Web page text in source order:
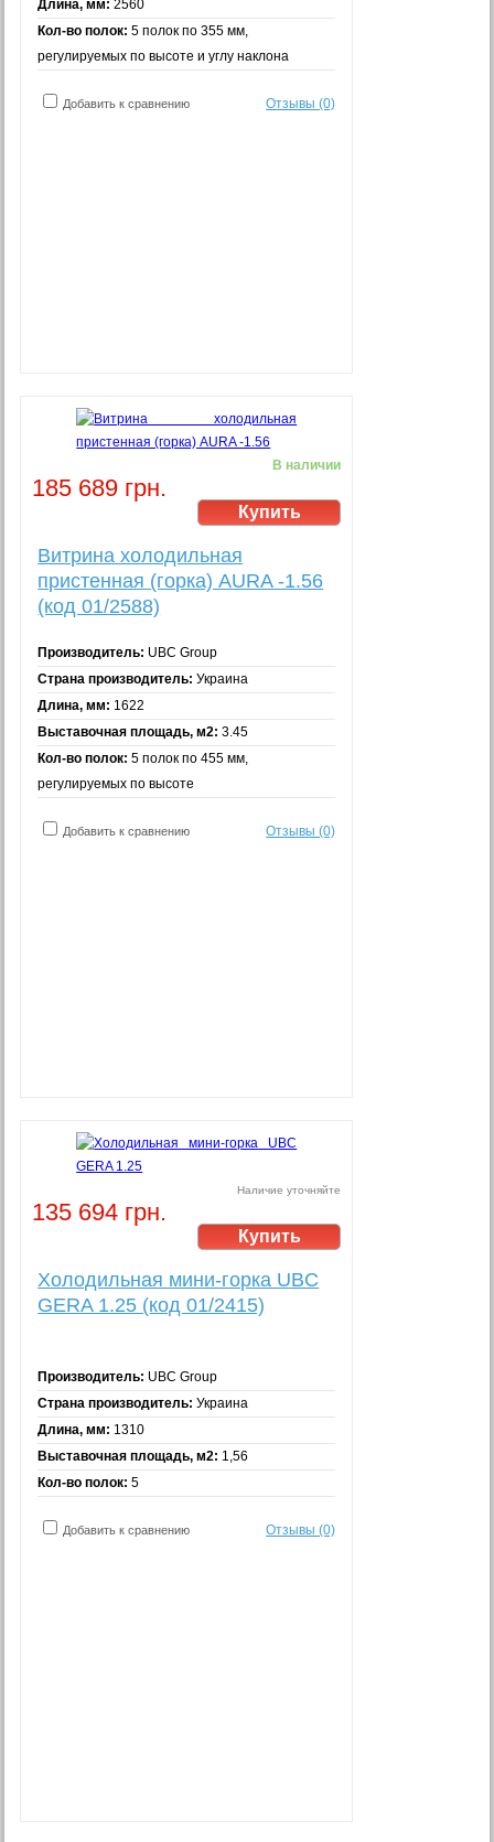
Длина, мм: 2560
Кол-во полок: 5 полок по 355 мм,
регулируемых по высоте и углу наклона
Добавить к сравнению Отзывы (0)
185 689 грн.
В наличии
Витрина холодильная
пристенная (горка) AURA -1.56
(код 01/2588)
Производитель: UBC Group
Страна производитель: Украина
Длина, мм: 1622
Выставочная площадь, м2: 3.45
Кол-во полок: 5 полок по 455 мм,
регулируемых по высоте
Добавить к сравнению Отзывы (0)
135 694 грн.
Наличие уточняйте
Холодильная мини-горка UBC
GERA 1.25 (код 01/2415)
Производитель: UBC Group
Страна производитель: Украина
Длина, мм: 1310
Выставочная площадь, м2: 1,56
Кол-во полок: 5
Добавить к сравнению Отзывы (0)